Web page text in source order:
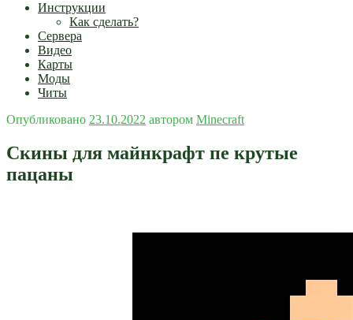
Инструкции
Как сделать?
Сервера
Видео
Карты
Моды
Читы
Опубликовано 23.10.2022 автором Minecraft
Скины для майнкрафт пе крутые
пацаны